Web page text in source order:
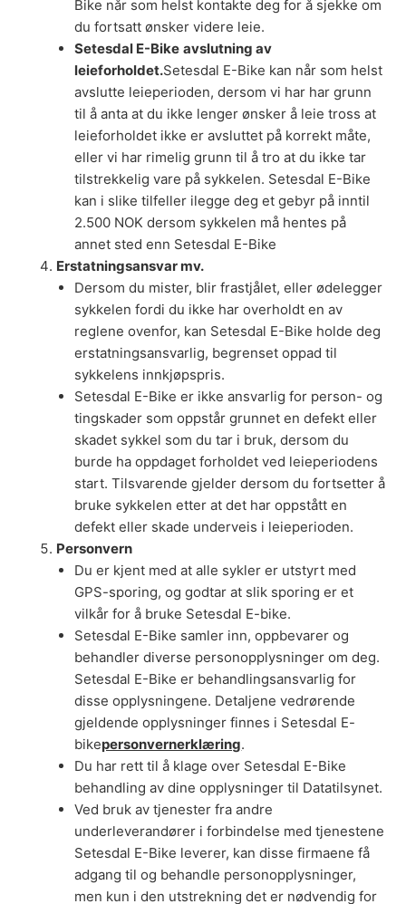
Bike når som helst kontakte deg for å sjekke om
du fortsatt ønsker videre leie.
Setesdal E-Bike avslutning av
leieforholdet.Setesdal E-Bike kan når som helst
avslutte leieperioden, dersom vi har har grunn
til å anta at du ikke lenger ønsker å leie tross at
leieforholdet ikke er avsluttet på korrekt måte,
eller vi har rimelig grunn til å tro at du ikke tar
tilstrekkelig vare på sykkelen. Setesdal E-Bike
kan i slike tilfeller ilegge deg et gebyr på inntil
2.500 NOK dersom sykkelen må hentes på
annet sted enn Setesdal E-Bike
Erstatningsansvar mv.
Dersom du mister, blir frastjålet, eller ødelegger
sykkelen fordi du ikke har overholdt en av
reglene ovenfor, kan Setesdal E-Bike holde deg
erstatningsansvarlig, begrenset oppad til
sykkelens innkjøpspris.
Setesdal E-Bike er ikke ansvarlig for person- og
tingskader som oppstår grunnet en defekt eller
skadet sykkel som du tar i bruk, dersom du
burde ha oppdaget forholdet ved leieperiodens
start. Tilsvarende gjelder dersom du fortsetter å
bruke sykkelen etter at det har oppstått en
defekt eller skade underveis i leieperioden.
Personvern
Du er kjent med at alle sykler er utstyrt med
GPS-sporing, og godtar at slik sporing er et
vilkår for å bruke Setesdal E-bike.
Setesdal E-Bike samler inn, oppbevarer og
behandler diverse personopplysninger om deg.
Setesdal E-Bike er behandlingsansvarlig for
disse opplysningene. Detaljene vedrørende
gjeldende opplysninger finnes i Setesdal E-
bikepersonvernerklæring.
Du har rett til å klage over Setesdal E-Bike
behandling av dine opplysninger til Datatilsynet.
Ved bruk av tjenester fra andre
underleverandører i forbindelse med tjenestene
Setesdal E-Bike leverer, kan disse firmaene få
adgang til og behandle personopplysninger,
men kun i den utstrekning det er nødvendig for